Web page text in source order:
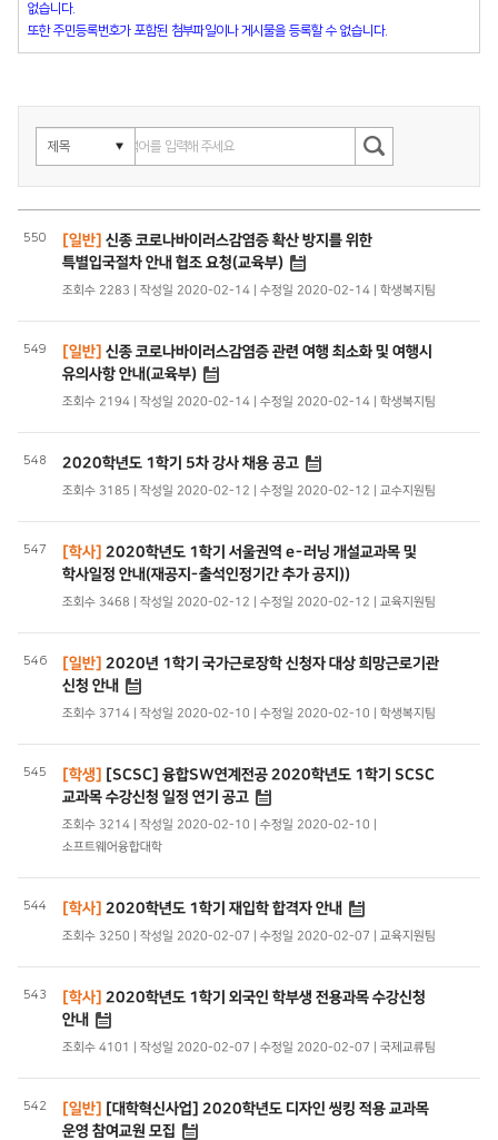
없습니다.
또한 주민등록번호가 포함된 첨부파일이나 게시물을 등록할 수 없습니다.
550 [일반] 신종 코로나바이러스감염증 확산 방지를 위한
특별입국절차 안내 협조 요청(교육부)
조회수 2283 | 작성일 2020-02-14 | 수정일 2020-02-14 | 학생복지팀
549 [일반] 신종 코로나바이러스감염증 관련 여행 최소화 및 여행시
유의사항 안내(교육부)
조회수 2194 | 작성일 2020-02-14 | 수정일 2020-02-14 | 학생복지팀
548 2020학년도 1학기 5차 강사 채용 공고
조회수 3185 | 작성일 2020-02-12 | 수정일 2020-02-12 | 교수지원팀
547 [학사] 2020학년도 1학기 서울권역 e-러닝 개설교과목 및
학사일정 안내(재공지-출석인정기간 추가 공지))
조회수 3468 | 작성일 2020-02-12 | 수정일 2020-02-12 | 교육지원팀
546 [일반] 2020년 1학기 국가근로장학 신청자 대상 희망근로기관
신청 안내
조회수 3714 | 작성일 2020-02-10 | 수정일 2020-02-10 | 학생복지팀
545 [학생] [SCSC] 융합SW연계전공 2020학년도 1학기 SCSC
교과목 수강신청 일정 연기 공고
조회수 3214 | 작성일 2020-02-10 | 수정일 2020-02-10 |
소프트웨어융합대학
544 [학사] 2020학년도 1학기 재입학 합격자 안내
조회수 3250 | 작성일 2020-02-07 | 수정일 2020-02-07 | 교육지원팀
543 [학사] 2020학년도 1학기 외국인 학부생 전용과목 수강신청
안내
조회수 4101 | 작성일 2020-02-07 | 수정일 2020-02-07 | 국제교류팀
542 [일반] [대학혁신사업] 2020학년도 디자인 씽킹 적용 교과목
운영 참여교원 모집